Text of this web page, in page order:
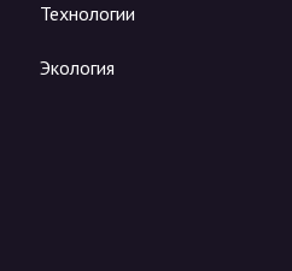
Технологии
Экология